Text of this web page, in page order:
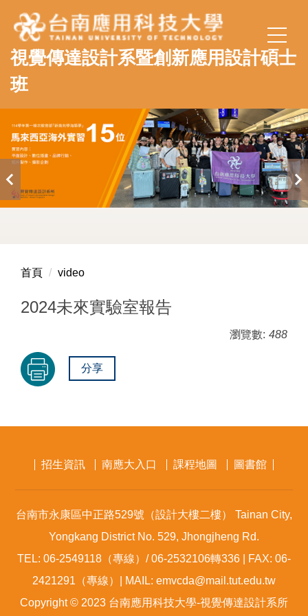
到
要
內
容
區
視覺傳達設計系暨創新應用設計碩士
班
首頁 video
2024未來實驗室報告
瀏覽數: 488
分享
招生資訊 南應大入口 課程地圖 圖書館
台南市永康區中正路529號（設計大樓二樓） Tainan City,
Yongkang District No. 529, Jhongjheng Rd.
TEL: 06-2549118（專線）/ 06-2532106轉336 | FAX: 06-
2421291（專線）| MAIL: emvcda@mail.tut.edu.tw
Copyright © 2023 台南應用科技大學-視覺傳達設計系所